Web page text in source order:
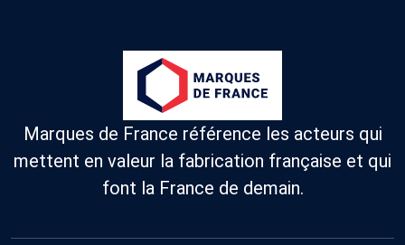
Marques de France référence les acteurs qui
mettent en valeur la fabrication française et qui
font la France de demain.